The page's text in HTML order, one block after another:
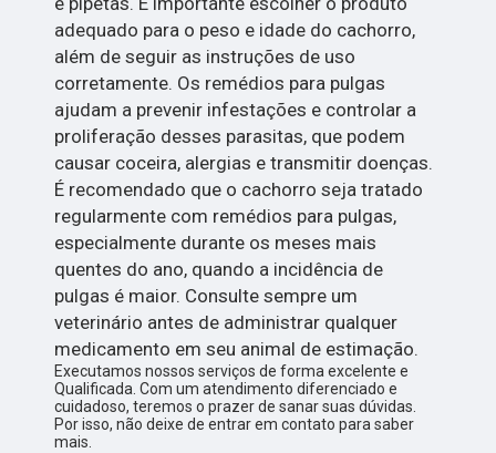
adequado para o peso e idade do cachorro,
além de seguir as instruções de uso
corretamente. Os remédios para pulgas
ajudam a prevenir infestações e controlar a
proliferação desses parasitas, que podem
causar coceira, alergias e transmitir doenças.
É recomendado que o cachorro seja tratado
regularmente com remédios para pulgas,
especialmente durante os meses mais
quentes do ano, quando a incidência de
pulgas é maior. Consulte sempre um
veterinário antes de administrar qualquer
medicamento em seu animal de estimação.
Executamos nossos serviços de forma excelente e
Qualificada. Com um atendimento diferenciado e
cuidadoso, teremos o prazer de sanar suas dúvidas.
Por isso, não deixe de entrar em contato para saber
mais.